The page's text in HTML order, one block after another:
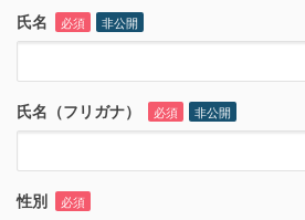
氏名 必須 非公開
氏名（フリガナ） 必須 非公開
性別 必須